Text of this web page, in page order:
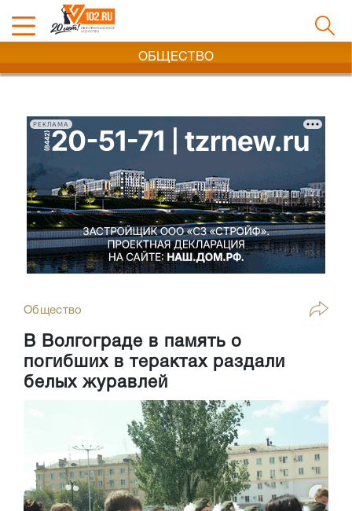
ОБЩЕСТВО
РЕКЛАМА
Общество
В Волгограде в память о
погибших в терактах раздали
белых журавлей